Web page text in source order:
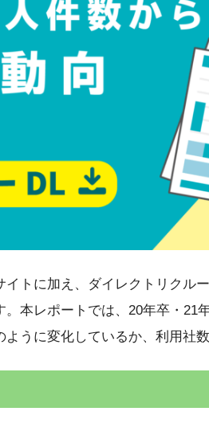
トに加え、ダイレクトリクル
本レポートでは、20年卒・21
うに変化しているか、利用社